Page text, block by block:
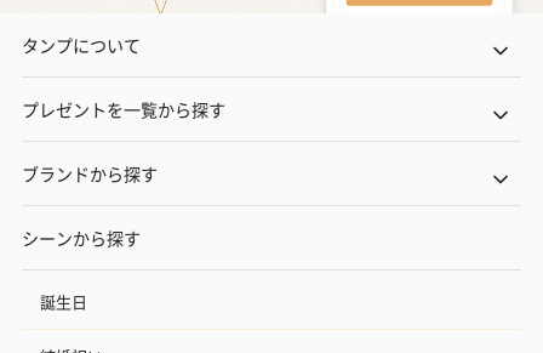
タンプについて
プレゼントを一覧から探す
ブランドから探す
シーンから探す
誕生日